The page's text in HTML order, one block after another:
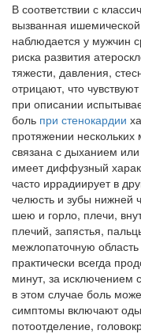
В соответствии с
вызванная
наблюдается у мужчин
риска развития
тяжести, давления,
отрицают, что
при описании
боль при стенокардии
протяжении
связана с дыханием
имеет диффузный
часто иррадиирует в
челюсть и зубы нижней
шею и горло, плечи,
плечий, запястья,
межлопаточную
практически всегда
минут, за исключением
в этом случае боль
симптомы включа­ют
пото­отделение,